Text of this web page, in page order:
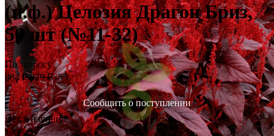
(п.ф.) Целозия Драгон Бриз,
50 шт (№11-32)
По запросу
884 ₽ 929 ₽ -5%
Сообщить о поступлении
Нет в наличии
- 5%